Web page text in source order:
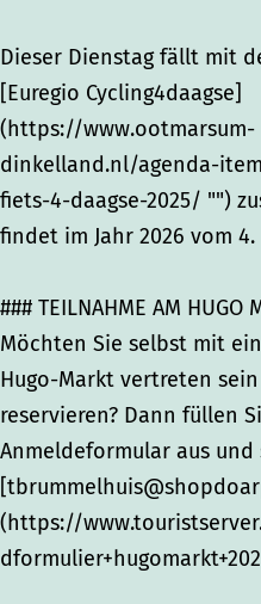
Dieser Dienstag fällt mit
[Euregio Cycling4daagse]
(https://www.ootmarsum-
dinkelland.nl/agenda-
fiets-4-daagse-2025/ "")
findet im Jahr 2026 vom
### TEILNAHME AM HUGO
Möchten Sie selbst mit
Hugo-Markt vertreten
reservieren? Dann füllen
Anmeldeformular aus und
(https://